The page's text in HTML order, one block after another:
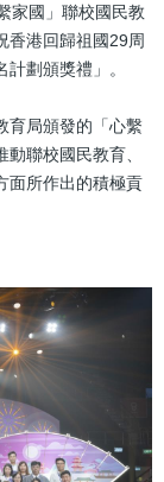
家國」聯校國民教
香港回歸祖國29周
劃頒獎禮」。
育局頒發的「心繫
聯校國民教育、
面所作出的積極貢